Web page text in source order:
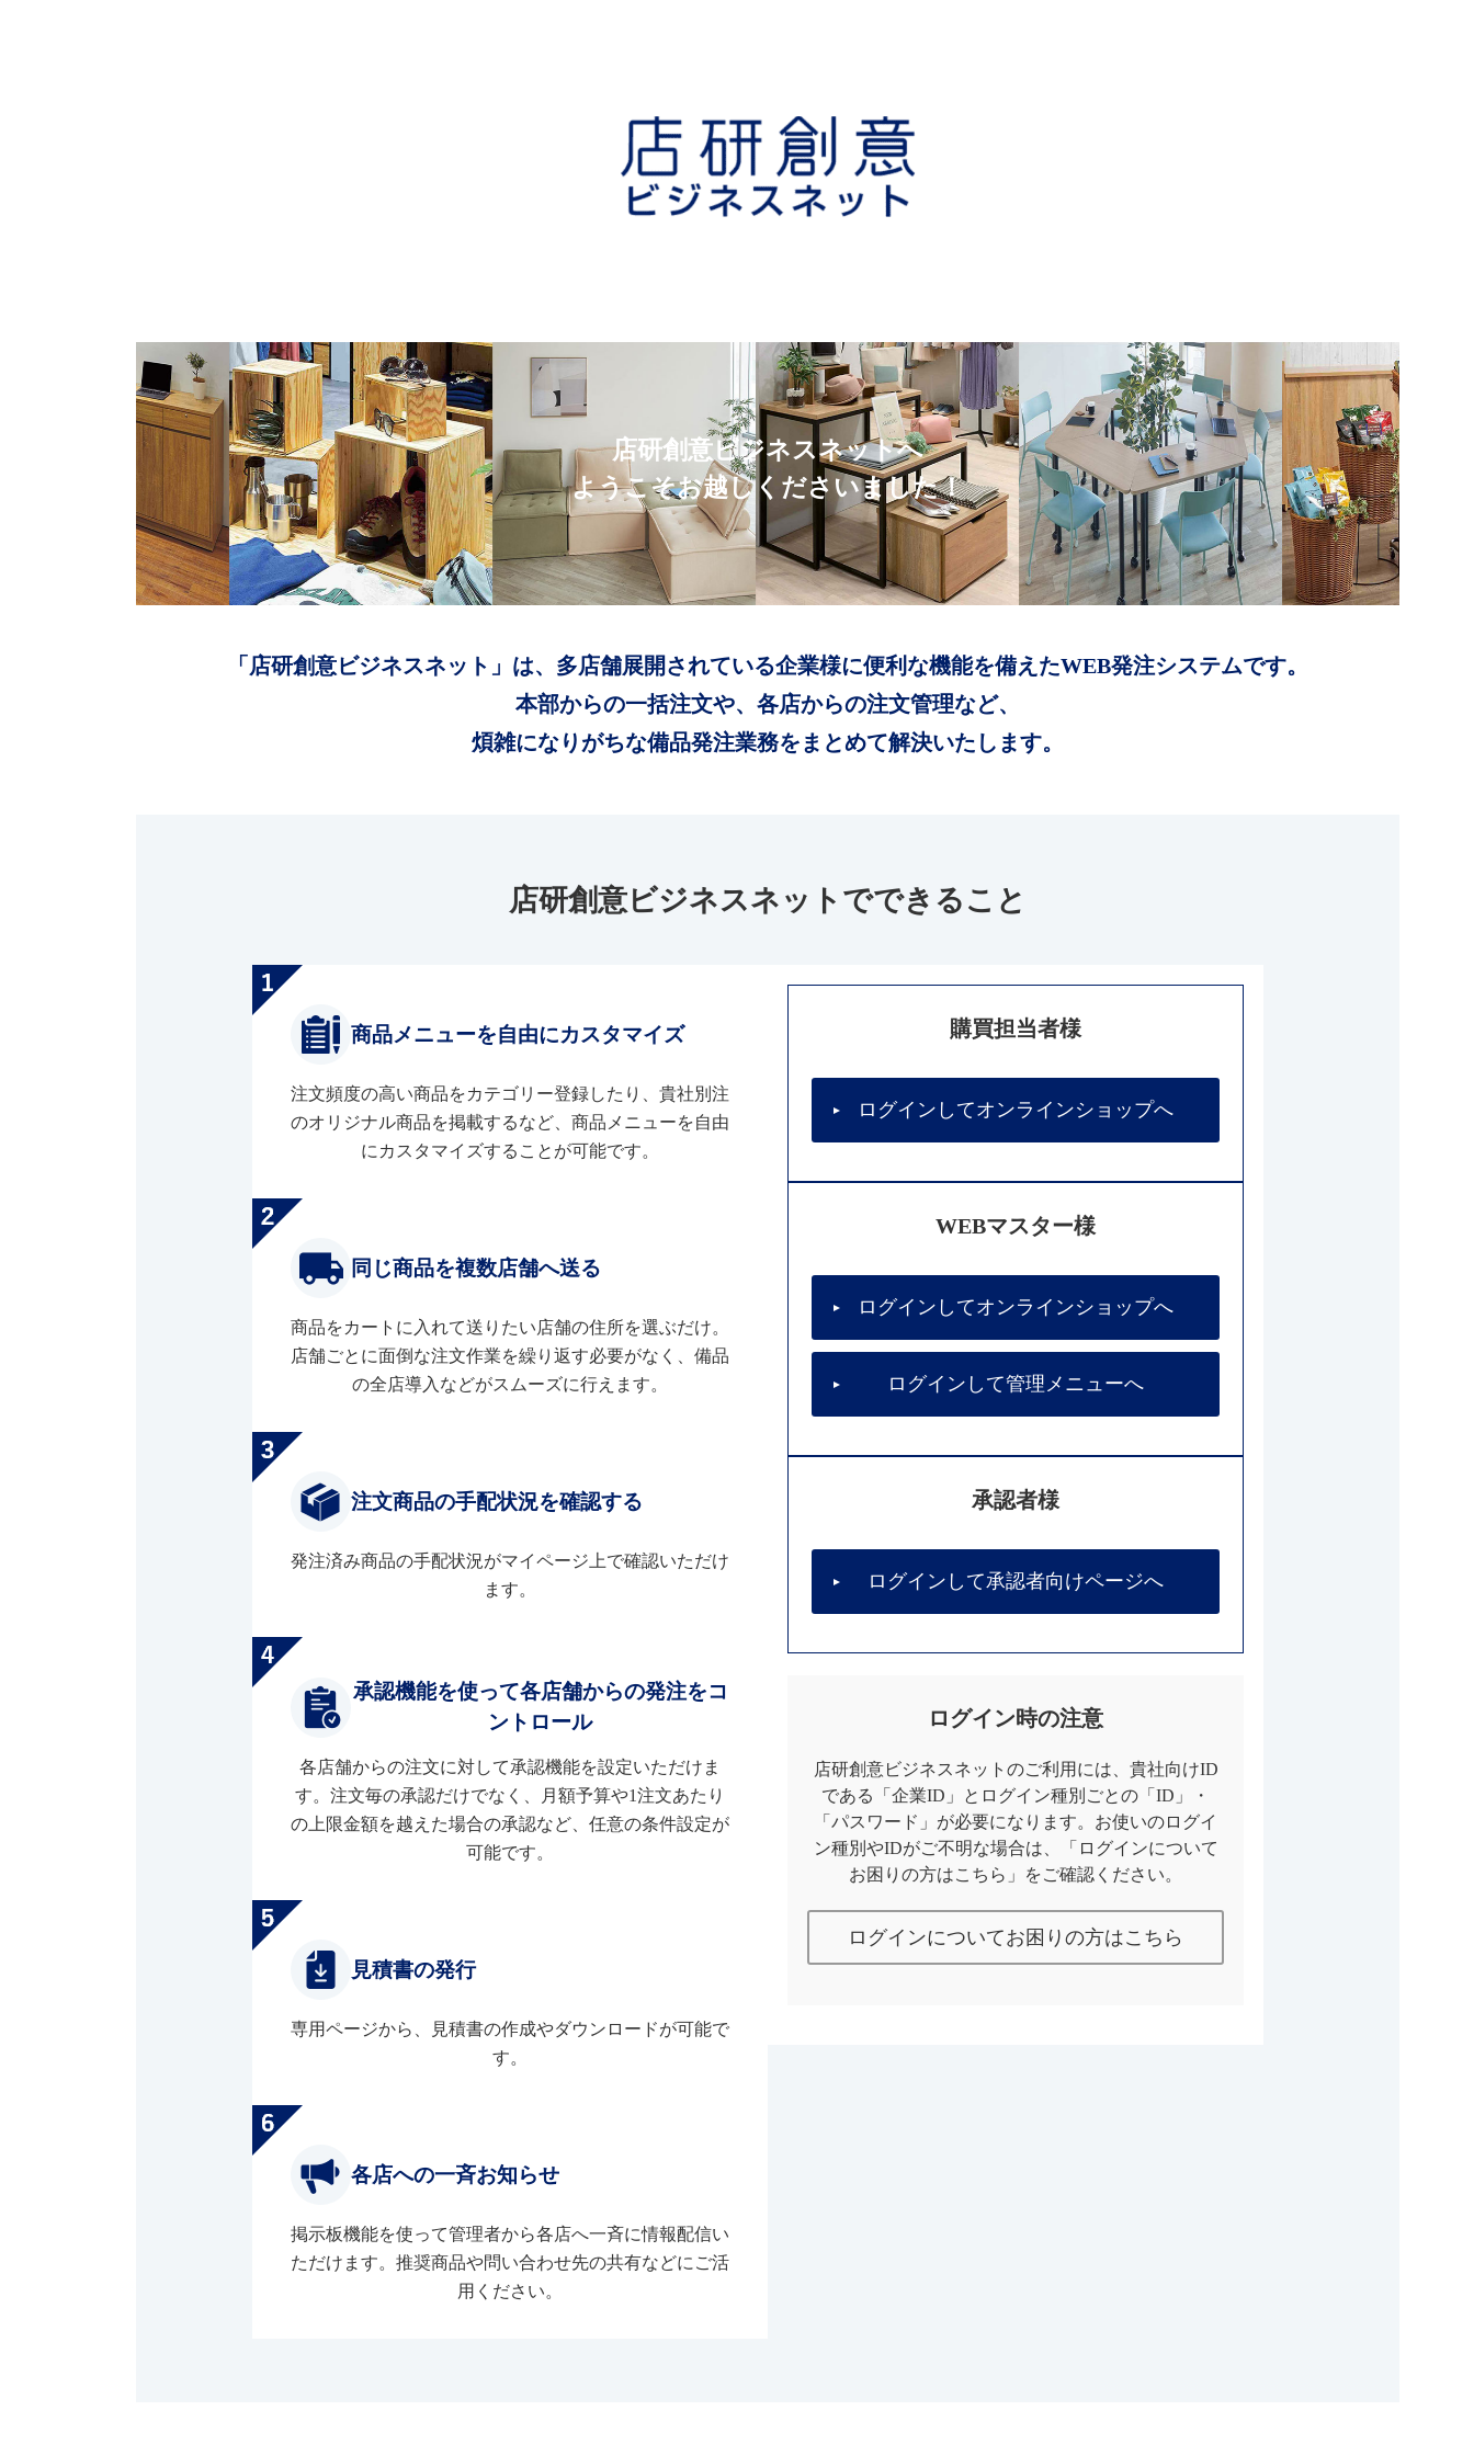
店研創意ビジネスネットへ
ようこそお越しくださいました！
「店研創意ビジネスネット」は、多店舗展開されている企業様に便利な機能を備えたWEB発注システムです。
本部からの一括注文や、各店からの注文管理など、
煩雑になりがちな備品発注業務をまとめて解決いたします。
店研創意ビジネスネットでできること
商品メニューを自由にカスタマイズ
注文頻度の高い商品をカテゴリー登録したり、貴社別注
のオリジナル商品を掲載するなど、商品メニューを自由
にカスタマイズすることが可能です。
同じ商品を複数店舗へ送る
商品をカートに入れて送りたい店舗の住所を選ぶだけ。
店舗ごとに面倒な注文作業を繰り返す必要がなく、備品
の全店導入などがスムーズに行えます。
注文商品の手配状況を確認する
発注済み商品の手配状況がマイページ上で確認いただけ
ます。
承認機能を使って各店舗からの発注をコ
ントロール
各店舗からの注文に対して承認機能を設定いただけま
す。注文毎の承認だけでなく、月額予算や1注文あたり
の上限金額を越えた場合の承認など、任意の条件設定が
可能です。
見積書の発行
専用ページから、見積書の作成やダウンロードが可能で
す。
各店への一斉お知らせ
掲示板機能を使って管理者から各店へ一斉に情報配信い
ただけます。推奨商品や問い合わせ先の共有などにご活
用ください。
購買担当者様
ログインしてオンラインショップへ
WEBマスター様
ログインしてオンラインショップへ
ログインして管理メニューへ
承認者様
ログインして承認者向けページへ
ログイン時の注意
店研創意ビジネスネットのご利用には、貴社向けID
である「企業ID」とログイン種別ごとの「ID」・
「パスワード」が必要になります。お使いのログイ
ン種別やIDがご不明な場合は、「ログインについて
お困りの方はこちら」をご確認ください。
ログインについてお困りの方はこちら